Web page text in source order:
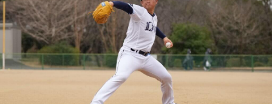
KING OF ROOKIE / 佐久間龍星 / TheΣ / 札幌某所 / THE
HAMIDA SHE'S / the bercedes menz / さらさ (Band Set) /
三四少女 / She Side Ship / Jene / chef's / Ciely / シトナユイ
/ 至福ぽんちょ / SYAYOS / 13.3g / Jonah / 杉本ラララ / 鈴木
実貴子ズ / スパノヴァ特急 / speel plaats / 3markets[ ] / セ
カンドバッカー / セブンス・ベガ / Chimothy→ / ちゃくら /
が700万回を超えたMVの内容について語るほか、行天優莉奈
が参加しているカップリング曲『渦の巻き方』についても詳
しく伺います。行天優莉奈が今年3月まで活動していた
「KLP48」時代のエピソードも大公開！ このほか、9月26日
（土）・27日（日）にKアリーナ横浜で開催される「THREE
CONCEPTS LIVE」の詳細情報などAKB48情報満載の30分で